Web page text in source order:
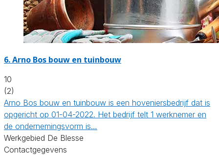
6.Arno Bos bouw en tuinbouw
10
(2)
Arno Bos bouw en tuinbouw is een hoveniersbedrijf dat is
opgericht op 01-04-2022. Het bedrijf telt 1 werknemer en
de ondernemingsvorm is…
Werkgebied De Blesse
Contactgegevens